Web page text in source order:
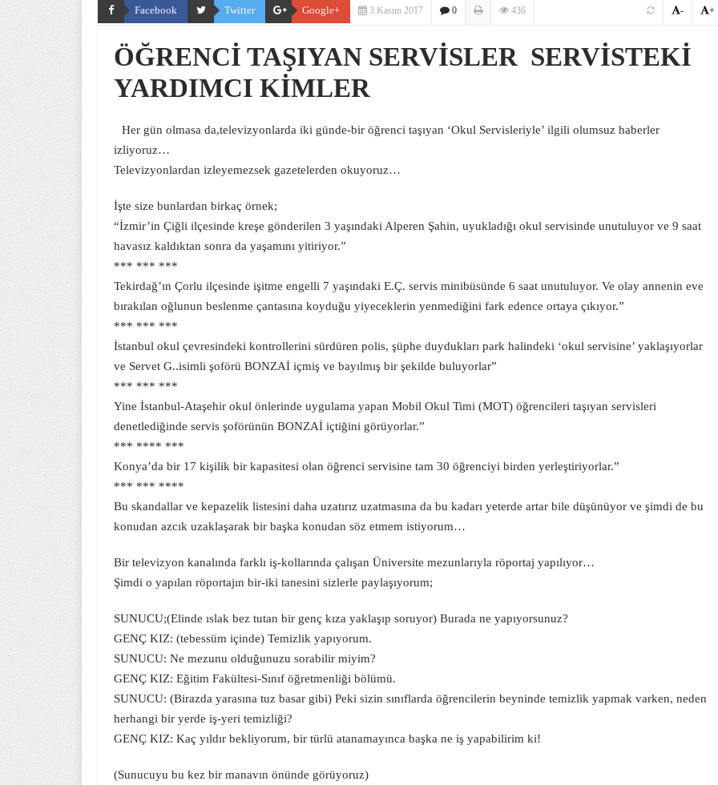
Facebook Twitter Google+ 3 Kasım 2017 0 436 +
-
ÖĞRENCİ TAŞIYAN SERVİSLER SERVİSTEKİ
YARDIMCI KİMLER
Her gün olmasa da,televizyonlarda iki günde-bir öğrenci taşıyan ‘Okul Servisleriyle’ ilgili olumsuz haberler
izliyoruz…
Televizyonlardan izleyemezsek gazetelerden okuyoruz…
İşte size bunlardan birkaç örnek;
“İzmir’in Çiğli ilçesinde kreşe gönderilen 3 yaşındaki Alperen Şahin, uyukladığı okul servisinde unutuluyor ve 9 saat
havasız kaldıktan sonra da yaşamını yitiriyor.”
*** *** ***
Tekirdağ’ın Çorlu ilçesinde işitme engelli 7 yaşındaki E.Ç. servis minibüsünde 6 saat unutuluyor. Ve olay annenin eve
bırakılan oğlunun beslenme çantasına koyduğu yiyeceklerin yenmediğini fark edence ortaya çıkıyor.”
*** *** ***
İstanbul okul çevresindeki kontrollerini sürdüren polis, şüphe duydukları park halindeki ‘okul servisine’ yaklaşıyorlar
ve Servet G..isimli şoförü BONZAİ içmiş ve bayılmış bir şekilde buluyorlar”
*** *** ***
Yine İstanbul-Ataşehir okul önlerinde uygulama yapan Mobil Okul Timi (MOT) öğrencileri taşıyan servisleri
denetlediğinde servis şoförünün BONZAİ içtiğini görüyorlar.”
*** **** ***
Konya’da bir 17 kişilik bir kapasitesi olan öğrenci servisine tam 30 öğrenciyi birden yerleştiriyorlar.”
*** *** ****
Bu skandallar ve kepazelik listesini daha uzatırız uzatmasına da bu kadarı yeterde artar bile düşünüyor ve şimdi de bu
konudan azcık uzaklaşarak bir başka konudan söz etmem istiyorum…
Bir televizyon kanalında farklı iş-kollarında çalışan Üniversite mezunlarıyla röportaj yapılıyor…
Şimdi o yapılan röportajın bir-iki tanesini sizlerle paylaşıyorum;
SUNUCU;(Elinde ıslak bez tutan bir genç kıza yaklaşıp soruyor) Burada ne yapıyorsunuz?
GENÇ KIZ: (tebessüm içinde) Temizlik yapıyorum.
SUNUCU: Ne mezunu olduğunuzu sorabilir miyim?
GENÇ KIZ: Eğitim Fakültesi-Sınıf öğretmenliği bölümü.
SUNUCU: (Birazda yarasına tuz basar gibi) Peki sizin sınıflarda öğrencilerin beyninde temizlik yapmak varken, neden
herhangi bir yerde iş-yeri temizliği?
GENÇ KIZ: Kaç yıldır bekliyorum, bir türlü atanamayınca başka ne iş yapabilirim ki!
(Sunucuyu bu kez bir manavın önünde görüyoruz)